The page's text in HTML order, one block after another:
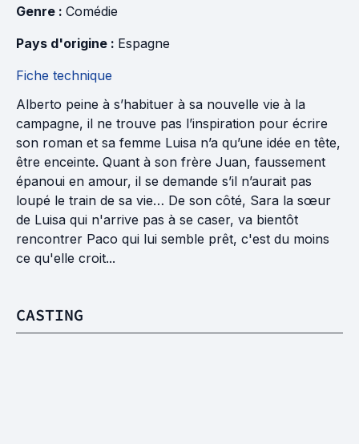
Genre : Comédie
Pays d'origine : Espagne
Fiche technique
Alberto peine à s’habituer à sa nouvelle vie à la
campagne, il ne trouve pas l’inspiration pour écrire
son roman et sa femme Luisa n’a qu’une idée en tête,
être enceinte. Quant à son frère Juan, faussement
épanoui en amour, il se demande s’il n’aurait pas
loupé le train de sa vie… De son côté, Sara la sœur
de Luisa qui n'arrive pas à se caser, va bientôt
rencontrer Paco qui lui semble prêt, c'est du moins
ce qu'elle croit...
CASTING